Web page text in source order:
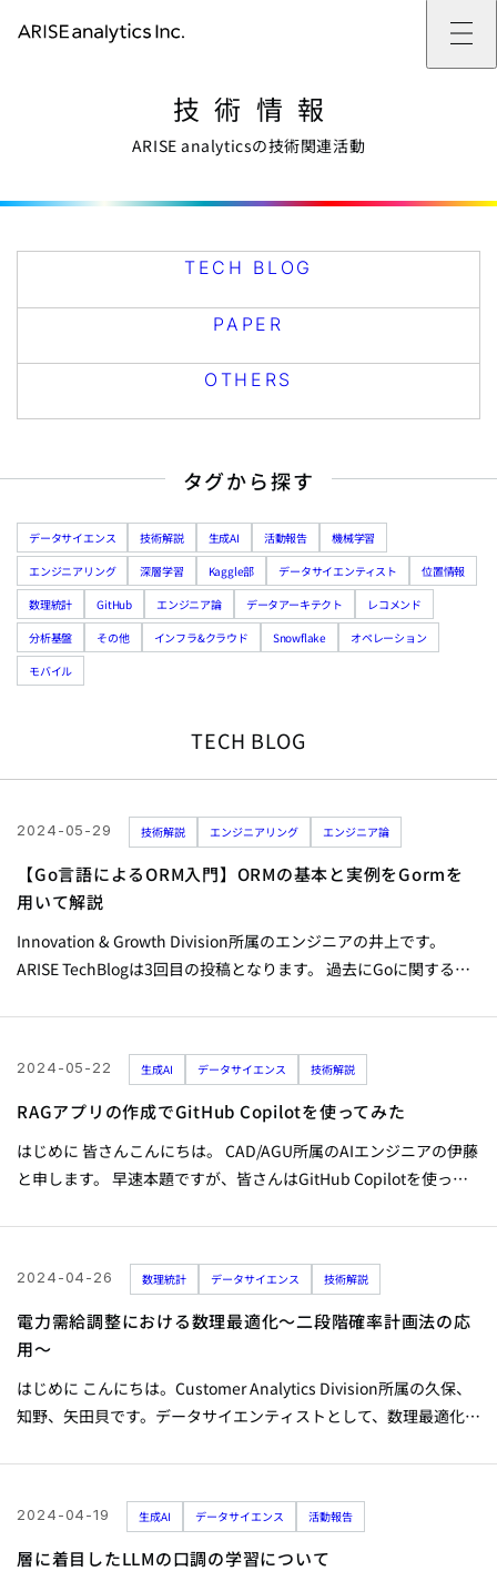
ARISE analyticsとはトップ
ARISE analyticsの強み
位置情報マーケティング
ドローン・ビジネス活用
新規事業の立ち上げ支援
OTHERS
中途採用
数字で見るARISE analytics
技術情報
ARISE analyticsの技術関連活動
TECH BLOG
PAPER
OTHERS
タグから探す
データサイエンス 技術解説 生成AI 活動報告
機械学習
エンジニアリング
深層学習 Kaggle部 データサイエンティスト
位置情報
数理統計
GitHub エンジニア論 データアーキテクト
レコメンド
分析基盤
その他 インフラ&クラウド Snowflake
オペレーション
モバイル
TECH BLOG
2024-05-29 技術解説 エンジニアリング エンジニア論
【Go言語によるORM入門】ORMの基本と実例をGormを
用いて解説
Innovation & Growth Division所属のエンジニアの井上です。
ARISE TechBlogは3回目の投稿となります。 過去にGoに関する記
は？社内のAPI開発プロジェクトで採用して分かったこと 【Go言
語でホットリロード】AirとDockerによるAPI開発環境 今回は我々
のプロジェクトで利用している技術の一つであるObject-
Relational Mapping（以下ORM）をGo言語（以下Go）を用いなが
2024-05-22 生成AI データサイエンス 技術解説
RAGアプリの作成でGitHub Copilotを使ってみた
はじめに 皆さんこんにちは。 CAD/AGU所属のAIエンジニアの伊藤
と申します。 早速本題ですが、皆さんはGitHub Copilotを使って
イアル運用が始まり、周りから色々な感想が聞こえてきます。 私
もトライアルで使うことができたので、今回はAIエンジニアの業務
観点からGitHub Copilotをレビューしてみようと思います。 ※こ
のレビューは2024年2月時点での内容です。今はさらに性能向上し
ているかもしれません。 レビュー方法について...
2024-04-26 数理統計 データサイエンス 技術解説
電力需給調整における数理最適化～二段階確率計画法の応
用～
はじめに こんにちは。Customer Analytics Division所属の久保、
知野、矢田貝です。データサイエンティストとして、数理最適化技
っております。本記事では、不確実性を考慮した予測・最適化の
技術について、電力業界への応用を例に挙げて解説します。...
2024-04-19 生成AI データサイエンス 活動報告
層に着目したLLMの口調の学習について